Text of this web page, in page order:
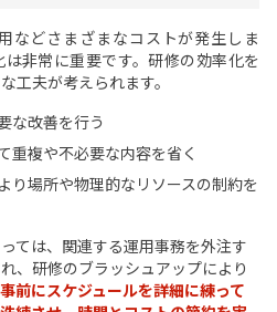
などさまざまなコストが発生しま
非常に重要です。研修の効率化を
工夫が考えられます。
な改善を行う
重複や不必要な内容を省く
り場所や物理的なリソースの制約を
ては、関連する運用事務を外注す
、研修のブラッシュアップにより
事前にスケジュールを詳細に練って